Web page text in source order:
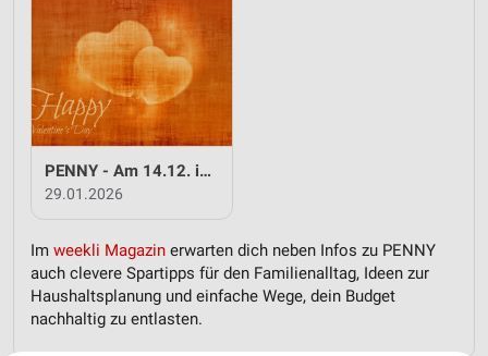
PENNY - Am 14.12. ist Valentinstag
29.01.2026
Im weekli Magazin erwarten dich neben Infos zu PENNY
auch clevere Spartipps für den Familienalltag, Ideen zur
Haushaltsplanung und einfache Wege, dein Budget
nachhaltig zu entlasten.